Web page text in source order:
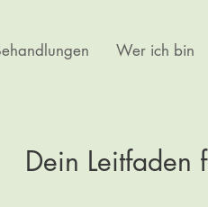
Wer ich bin
Dein Leitfaden